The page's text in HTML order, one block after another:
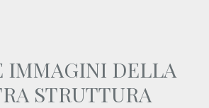
IMMAGINI DELLA
STRUTTURA